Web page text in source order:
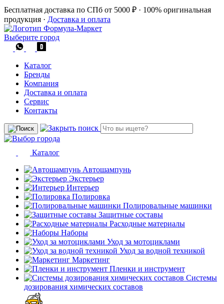
Бесплатная доставка по СПб от 5000 ₽ · 100% оригинальная
продукция · Доставка и оплата
Выберите город
Каталог
Бренды
Компания
Доставка и оплата
Сервис
Контакты
Каталог
Автошампунь
Экстерьер
Интерьер
Полировка
Полировальные машинки
Защитные составы
Расходные материалы
Наборы
Уход за мотоциклами
Уход за водной техникой
Маркетинг
Пленки и инструмент
Системы
дозирования химических составов